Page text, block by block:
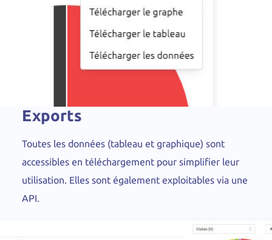
Exports
Toutes les données (tableau et graphique) sont
accessibles en téléchargement pour simplifier leur
utilisation. Elles sont également exploitables via une
API.